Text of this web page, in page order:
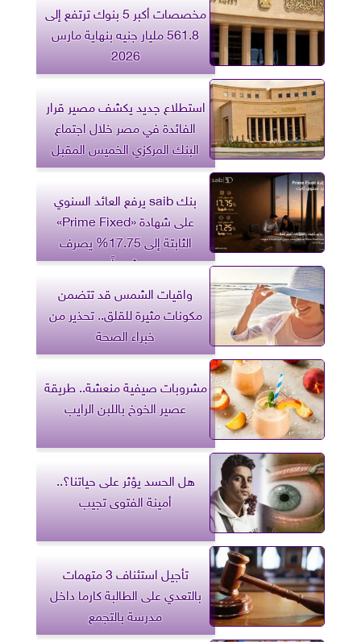
مخصصات أكبر 5 بنوك ترتفع إلى
561.8 مليار جنيه بنهاية مارس
2026
استطلاع جديد يكشف مصير قرار
الفائدة في مصر خلال اجتماع
البنك المركزي الخميس المقبل
بنك saib يرفع العائد السنوي
على شهادة «Prime Fixed»
الثابتة إلى 17.75% يصرف
شهرياً
واقيات الشمس قد تتضمن
مكونات مثيرة للقلق.. تحذير من
خبراء الصحة
مشروبات صيفية منعشة.. طريقة
عصير الخوخ باللبن الرايب
هل الحسد يؤثر على حياتنا؟..
أمينة الفتوى تجيب
تأجيل استئناف 3 متهمات
بالتعدي على الطالبة كارما داخل
مدرسة بالتجمع